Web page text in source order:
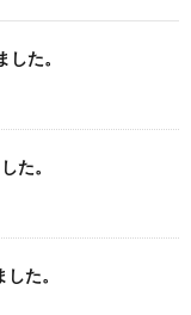
た。
た。
た。